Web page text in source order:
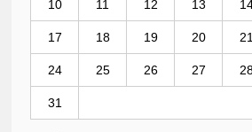
10 11 12 13
17 18 19 20 21
24 25 26 27
31